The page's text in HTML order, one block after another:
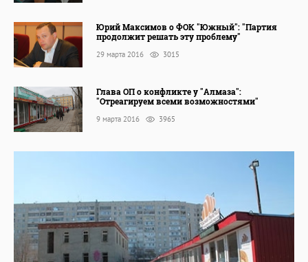
Юрий Максимов о ФОК "Южный": "Партия
продолжит решать эту проблему"
29 марта 2016 3015
Глава ОП о конфликте у "Алмаза":
"Отреагируем всеми возможностями"
9 марта 2016 3965